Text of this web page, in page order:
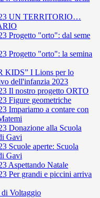
UN TERRITORIO…
Progetto "orto": dal seme
Progetto "orto": la semina
KIDS” I Lions per lo
dell'infanzia 2023
Il nostro progetto ORTO
Figure geometriche
Impariamo a contare con
Donazione alla Scuola
Gavi
Scuole aperte: Scuola
Gavi
Aspettando Natale
Per grandi e piccini arriva
di Voltaggio